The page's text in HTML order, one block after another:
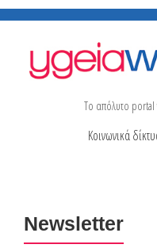
Το απόλυτο portal
Κοινωνικά
Newsletter